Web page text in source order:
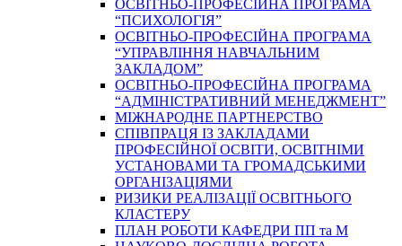
ОСВІТНЬО-ПРОФЕСІЙНА ПРОГРАМА
“ПСИХОЛОГІЯ”
ОСВІТНЬО-ПРОФЕСІЙНА ПРОГРАМА
“УПРАВЛІННЯ НАВЧАЛЬНИМ
ЗАКЛАДОМ”
ОСВІТНЬО-ПРОФЕСІЙНА ПРОГРАМА
“АДМІНІСТРАТИВНИЙ МЕНЕДЖМЕНТ”
МІЖНАРОДНЕ ПАРТНЕРСТВО
СПІВПРАЦЯ ІЗ ЗАКЛАДАМИ
ПРОФЕСІЙНОЇ ОСВІТИ, ОСВІТНІМИ
УСТАНОВАМИ ТА ГРОМАДСЬКИМИ
ОРГАНІЗАЦІЯМИ
РИЗИКИ РЕАЛІЗАЦІЇ ОСВІТНЬОГО
КЛАСТЕРУ
ПЛАН РОБОТИ КАФЕДРИ ПП та М